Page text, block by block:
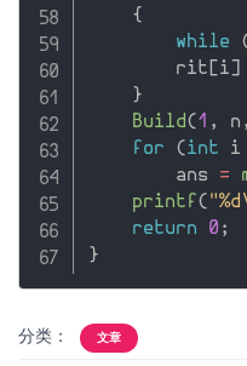
{
while
        rit
[i]
}
Build(1 , n ,
for
(int i
        ans
=
printf (
return
0 ;
}
分类： 文章